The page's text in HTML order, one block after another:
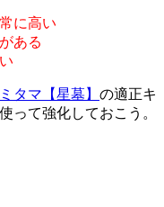
に高い
ある
タマ【星墓】 の適正キ
って強化しておこう。